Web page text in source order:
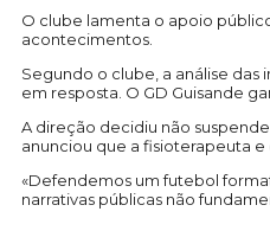
O clube lamenta o apoio
acontecimentos.
Segundo o clube, a análise
em resposta. O GD Guisande
A direção decidiu não
anunciou que a fisioterapeuta
«Defendemos um futebol
narrativas públicas não